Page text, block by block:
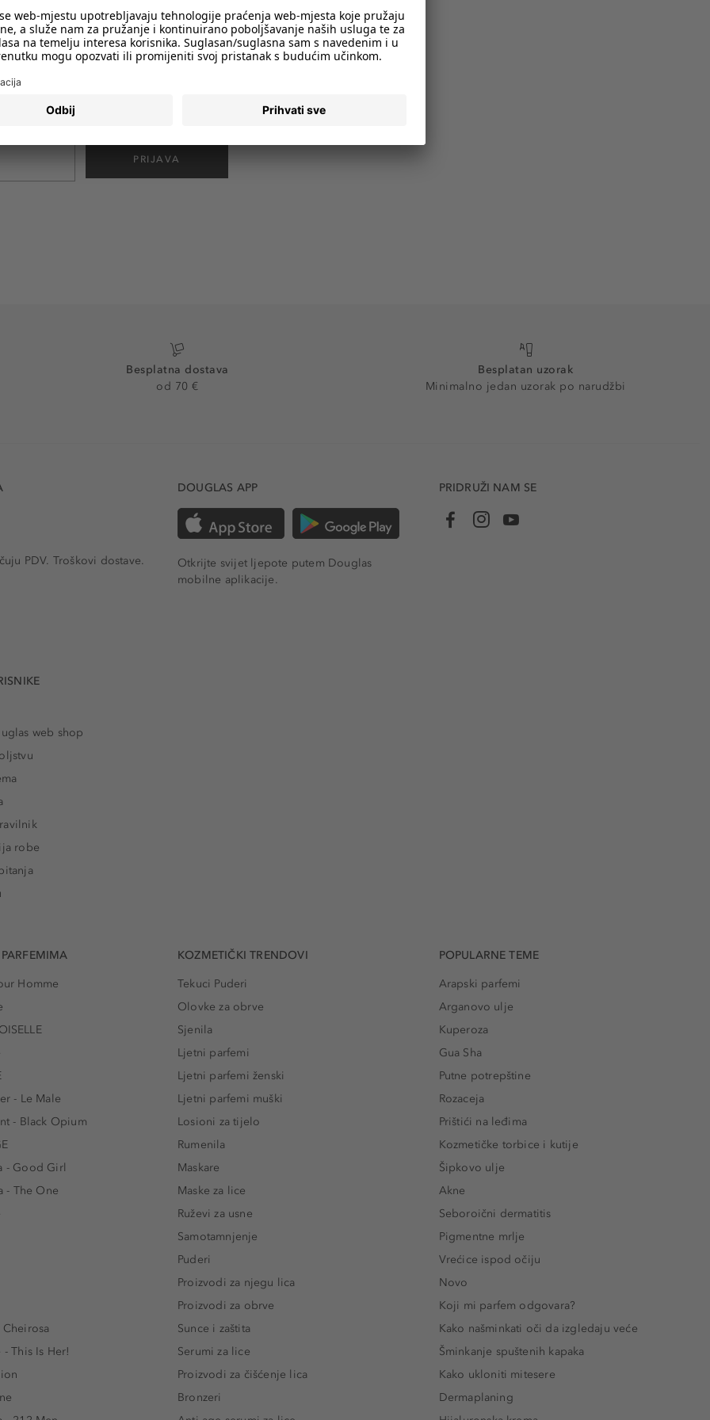
obavijesti o svim trendovima i
PRIJAVA
Besplatna dostava
od 70 €
Besplatan uzorak
Minimalno jedan uzorak po narudžbi
PDV. Troškovi dostave.
DOUGLAS APP
Otkrijte svijet ljepote putem Douglas
mobilne aplikacije.
PRIDRUŽI NAM SE
web shop
robe
Homme
- Le Male
- Black Opium
- Good Girl
- The One
This Is Her!
KOZMETIČKI TRENDOVI
Tekuci Puderi
Olovke za obrve
Sjenila
Ljetni parfemi
Ljetni parfemi ženski
Ljetni parfemi muški
Losioni za tijelo
Rumenila
Maskare
Maske za lice
Ruževi za usne
Samotamnjenje
Puderi
Proizvodi za njegu lica
Proizvodi za obrve
Sunce i zaštita
Serumi za lice
Proizvodi za čišćenje lica
Bronzeri
POPULARNE TEME
Arapski parfemi
Arganovo ulje
Kuperoza
Gua Sha
Putne potrepštine
Rozaceja
Prištići na leđima
Kozmetičke torbice i kutije
Šipkovo ulje
Akne
Seboroični dermatitis
Pigmentne mrlje
Vrećice ispod očiju
Novo
Koji mi parfem odgovara?
Kako našminkati oči da izgledaju veće
Šminkanje spuštenih kapaka
Kako ukloniti mitesere
Dermaplaning